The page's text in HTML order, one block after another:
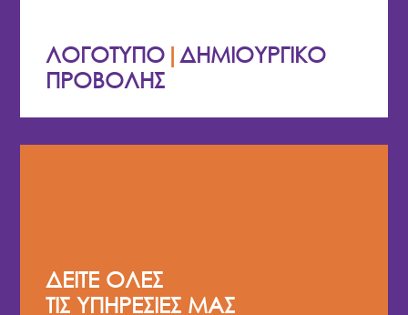
ΛΟΓΟΤΥΠΟ | ΔΗΜΙΟΥΡΓΙΚΟ
ΠΡΟΒΟΛΗΣ
ΔΕΙΤΕ ΟΛΕΣ
ΤΙΣ ΥΠΗΡΕΣΙΕΣ ΜΑΣ